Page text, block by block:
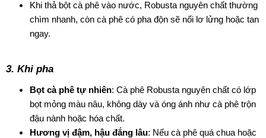
Khi thả bột cà phê vào nước, Robusta nguyên chất thường
chìm nhanh, còn cà phê có pha độn sẽ nổi lơ lửng hoặc tan
ngay.
3. Khi pha
Bọt cà phê tự nhiên: Cà phê Robusta nguyên chất có lớp
bọt mỏng màu nâu, không dày và óng ánh như cà phê trộn
đậu nành hoặc hóa chất.
Hương vị đậm, hậu đắng lâu: Nếu cà phê quá chua hoặc